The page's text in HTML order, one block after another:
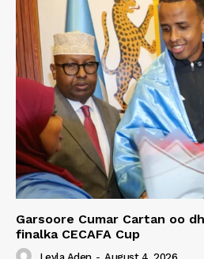
Garsoore Cumar Cartan oo
finalka CECAFA Cup